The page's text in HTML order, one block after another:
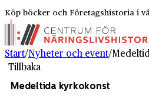
Köp böcker och Företagshistoria i
Start/Nyheter och event/
Tillbaka
Medeltida kyrkokonst